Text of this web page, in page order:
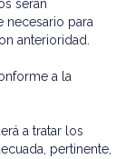
serán
necesario para
anterioridad.
a la
a tratar los
pertinente,